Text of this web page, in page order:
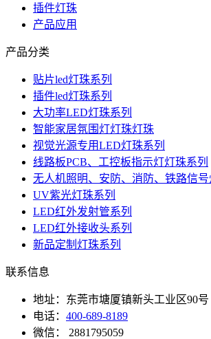
插件灯珠
产品应用
产品分类
贴片led灯珠系列
插件led灯珠系列
大功率LED灯珠系列
智能家居氛围灯灯珠灯珠
视觉光源专用LED灯珠系列
线路板PCB、工控板指示灯灯珠系列
无人机照明、安防、消防、铁路信
UV紫光灯珠系列
LED红外发射管系列
LED红外接收头系列
新品定制灯珠系列
联系信息
地址：东莞市塘厦镇新头工业区90号
电话： 400-689-8189
微信： 2881795059